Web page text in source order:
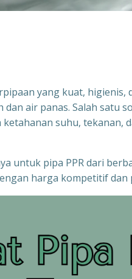
yang kuat, higienis,
air panas. Salah satu
suhu, tekanan,
untuk pipa PPR dari
harga kompetitif dan